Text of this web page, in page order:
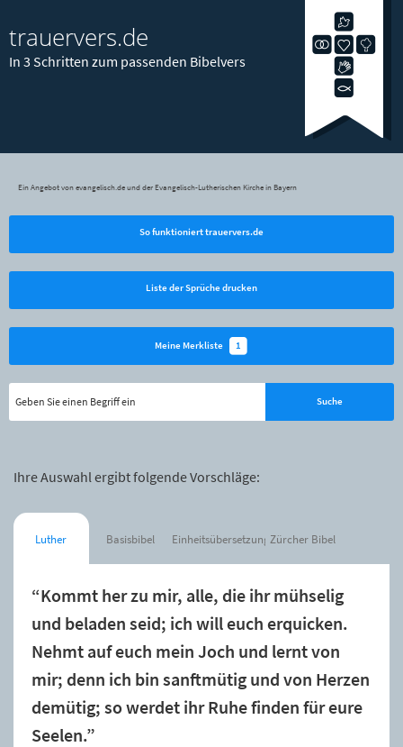
trauervers.de
In 3 Schritten zum passenden Bibelvers
Ein Angebot von evangelisch.de und der Evangelisch-Lutherischen Kirche in Bayern
So funktioniert trauervers.de
Liste der Sprüche drucken
Meine Merkliste 1
Ihre Auswahl ergibt folgende Vorschläge:
Luther Basisbibel Einheitsübersetzung Zürcher Bibel
“Kommt her zu mir, alle, die ihr mühselig
und beladen seid; ich will euch erquicken.
Nehmt auf euch mein Joch und lernt von
mir; denn ich bin sanftmütig und von Herzen
demütig; so werdet ihr Ruhe finden für eure
Seelen.”